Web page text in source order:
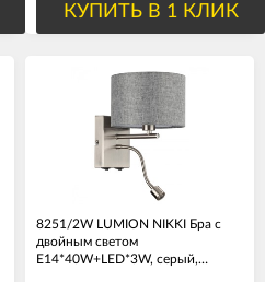
КУПИТЬ В 1 КЛИК
8251/2W LUMION NIKKI Бра с
двойным светом
Е14*40W+LED*3W, серый,